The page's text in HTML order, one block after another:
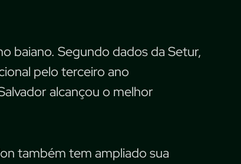
baiano. Segundo dados da Setur,
pelo terceiro ano
alcançou o melhor
também tem ampliado sua